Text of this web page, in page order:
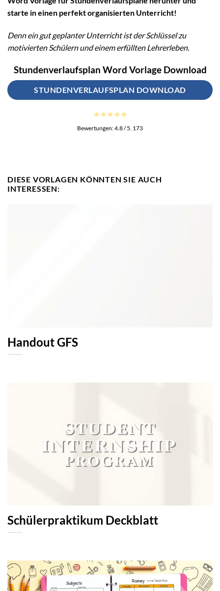
starte in einen perfekt organisierten Unterricht!
Denn ein gut geplanter Unterricht ist der Schlüssel zu
motivierten Schülern und einem erfüllten Lehrerleben.
Stundenverlaufsplan Word Vorlage Download
STUNDENVERLAUFSPLAN DOWNLOAD
Bewertungen:4.8/ 5. 173
DIESE VORLAGEN KÖNNTEN SIE AUCH
INTERESSEN:
Handout GFS
Schülerpraktikum Deckblatt